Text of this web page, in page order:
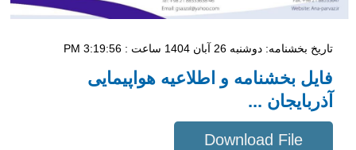
تاریخ بخشنامه: دوشنبه 26 آبان 1404 ساعت : 3:19:56 PM
فایل بخشنامه و اطلاعیه هواپیمایی
آذربایجان ...
Download File